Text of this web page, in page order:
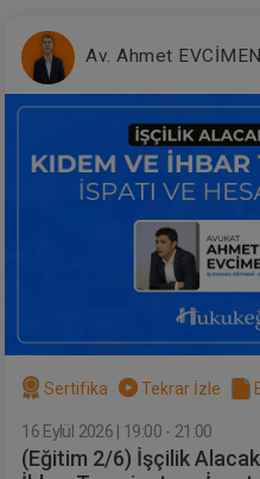
Av. Ahmet EVCİMEN
Sertifika Tekrar İzle
16 Eylül 2026 | 19:00 - 21:00
(Eğitim 2/6) İşçilik